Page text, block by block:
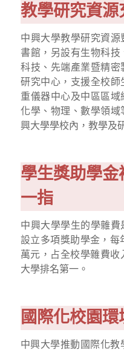
教學研究資
中興大學教學研究資
書館，另設有生物科
科技、先端產業暨精
研究中心，支援全校
重儀器中心及中區區
化學、物理、數學領
興大學學校內，教學及
學生獎助學
一指
中興大學學生的學雜
設立多項獎助學金，
萬元，占全校學雜費
大學排名第一。
國際化校園環
中興大學推動國際化